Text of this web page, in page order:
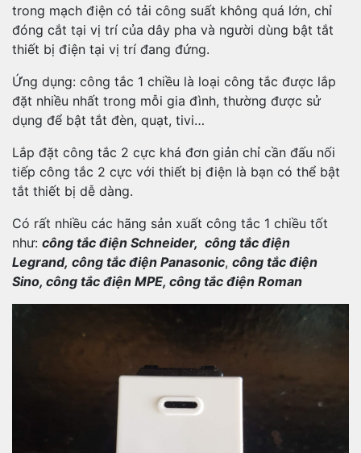
trong mạch điện có tải công suất không quá lớn, chỉ
đóng cắt tại vị trí của dây pha và người dùng bật tắt
thiết bị điện tại vị trí đang đứng.
Ứng dụng: công tắc 1 chiều là loại công tắc được lắp
đặt nhiều nhất trong mỗi gia đình, thường được sử
dụng để bật tắt đèn, quạt, tivi…
Lắp đặt công tắc 2 cực khá đơn giản chỉ cần đấu nối
tiếp công tắc 2 cực với thiết bị điện là bạn có thể bật
tắt thiết bị dễ dàng.
Có rất nhiều các hãng sản xuất công tắc 1 chiều tốt
như: công tắc điện Schneider, công tắc điện
Legrand, công tắc điện Panasonic, công tắc điện
Sino, công tắc điện MPE, công tắc điện Roman